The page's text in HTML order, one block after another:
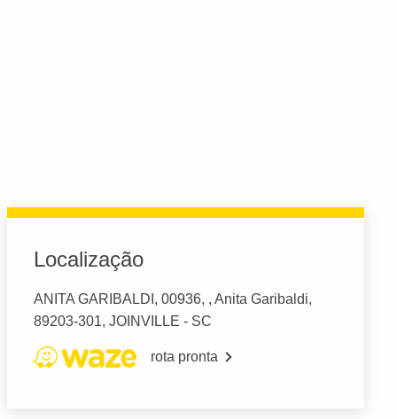
Localização
ANITA GARIBALDI, 00936, , Anita Garibaldi,
89203-301, JOINVILLE - SC
rota pronta